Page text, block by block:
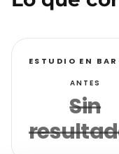
ESTUDIO EN
ANTES
Sin